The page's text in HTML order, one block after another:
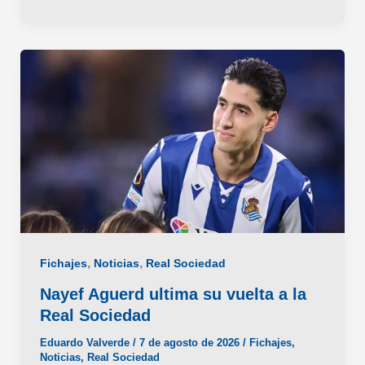
Racing
Fichajes, Noticias, Real Sociedad
Nayef Aguerd ultima su vuelta a la
Real Sociedad
Eduardo Valverde / 7 de agosto de 2026 / Fichajes,
Noticias, Real Sociedad